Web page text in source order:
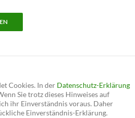
Cookies. In der Datenschutz-Erklärung
Sie trotz dieses Hinweises auf
ihr Einverständnis voraus. Daher
Einverständnis-Erklärung.